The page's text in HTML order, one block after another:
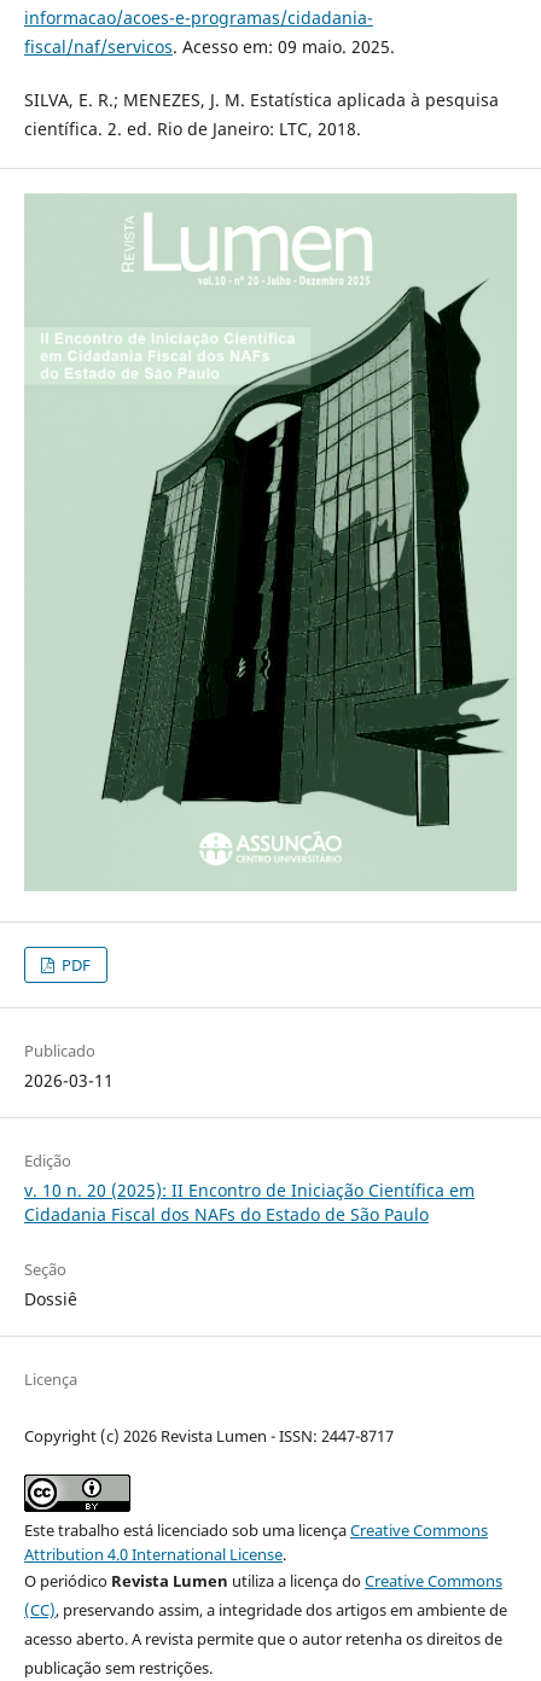
informacao/acoes-e-programas/cidadania-
fiscal/naf/servicos. Acesso em: 09 maio. 2025.
SILVA, E. R.; MENEZES, J. M. Estatística aplicada à pesquisa
científica. 2. ed. Rio de Janeiro: LTC, 2018.
PDF
Publicado
2026-03-11
Edição
v. 10 n. 20 (2025): II Encontro de Iniciação Científica em
Cidadania Fiscal dos NAFs do Estado de São Paulo
Seção
Dossiê
Licença
Copyright (c) 2026 Revista Lumen - ISSN: 2447-8717
Este trabalho está licenciado sob uma licençaCreative Commons
Attribution 4.0 International License.
O periódico Revista Lumen utiliza a licença doCreative Commons
(CC), preservando assim, a integridade dos artigos em ambiente de
acesso aberto. A revista permite que o autor retenha os direitos de
publicação sem restrições.